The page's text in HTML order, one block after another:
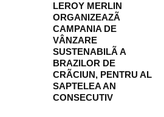
LEROY MERLIN
ORGANIZEAZÃ
CAMPANIA DE
VÂNZARE
SUSTENABILÃ A
BRAZILOR DE
CRÃCIUN, PENTRU AL
SAPTELEA AN
CONSECUTIV